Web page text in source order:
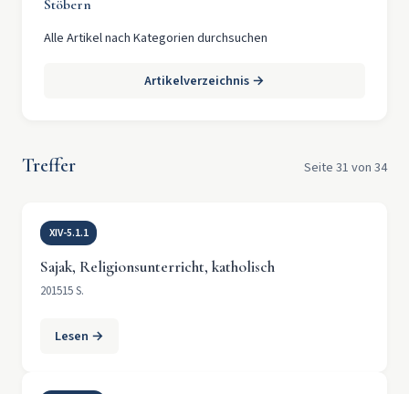
Stöbern
Alle Artikel nach Kategorien durchsuchen
Artikelverzeichnis →
Treffer Seite 31 von 34
XIV-5.1.1
Sajak, Religionsunterricht, katholisch
201515 S.
Lesen →